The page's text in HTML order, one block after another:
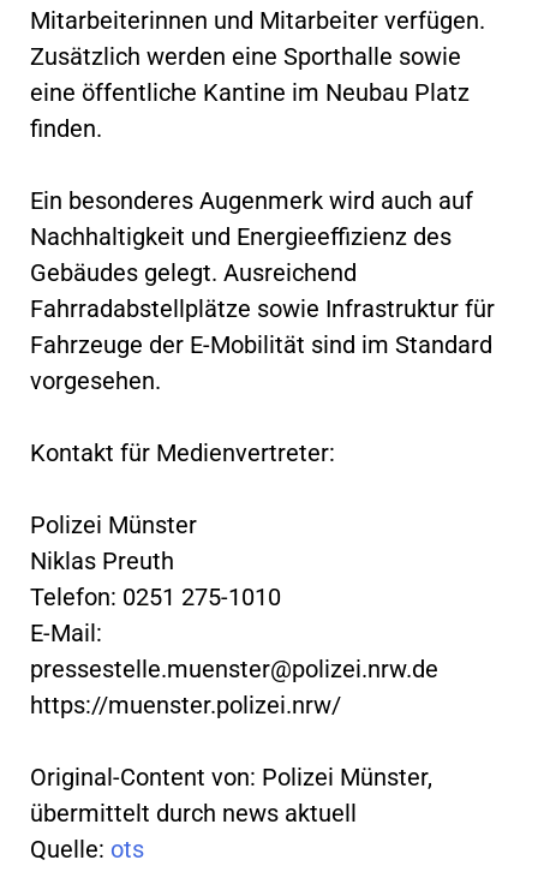
Mitarbeiterinnen und Mitarbeiter verfügen.
Zusätzlich werden eine Sporthalle sowie
eine öffentliche Kantine im Neubau Platz
finden.
Ein besonderes Augenmerk wird auch auf
Nachhaltigkeit und Energieeffizienz des
Gebäudes gelegt. Ausreichend
Fahrradabstellplätze sowie Infrastruktur für
Fahrzeuge der E-Mobilität sind im Standard
vorgesehen.
Kontakt für Medienvertreter:
Polizei Münster
Niklas Preuth
Telefon: 0251 275-1010
E-Mail:
pressestelle.muenster@polizei.nrw.de
https://muenster.polizei.nrw/
Original-Content von: Polizei Münster,
übermittelt durch news aktuell
Quelle: ots